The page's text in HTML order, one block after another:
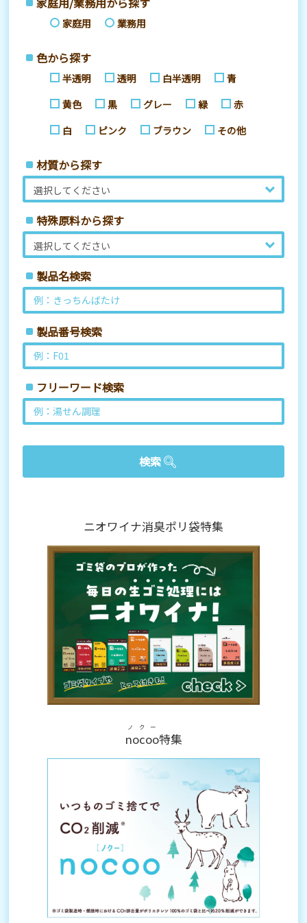
家庭用 業務用
色から探す
半透明 透明 白半透明
青
黄色
黒 グレー 緑
赤
白
ピンク ブラウン その他
材質から探す
特殊原料から探す
製品名検索
製品番号検索
フリーワード検索
ニオワイナ消臭ポリ袋特集
nocoo
ノクー
特集